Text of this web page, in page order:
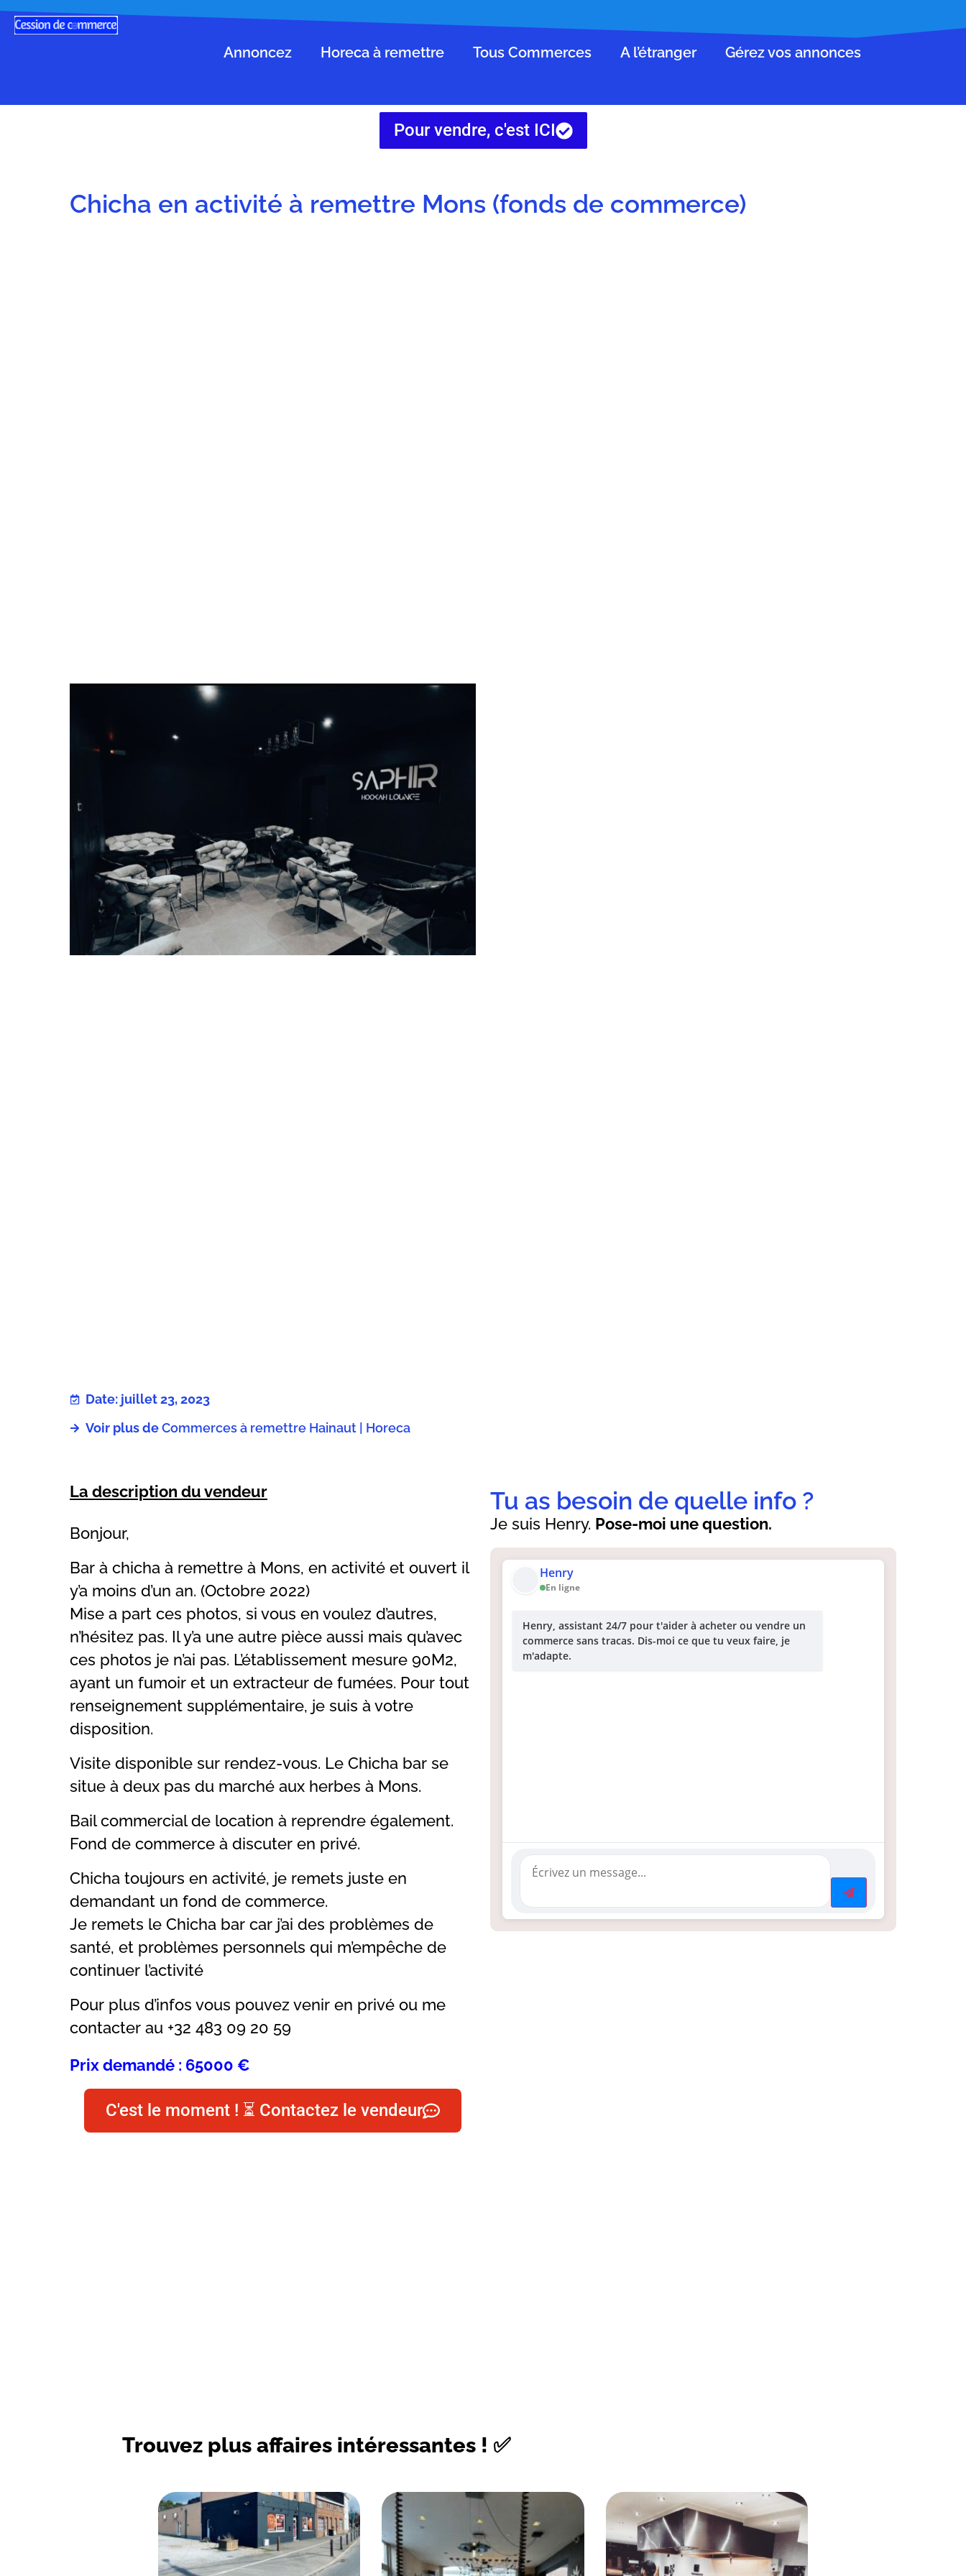
Annoncez Horeca à remettre Tous Commerces A l’étranger Gérez vos annonces
Pour vendre, c'est ICI
Chicha en activité à remettre Mons (fonds de commerce)
Date: juillet 23, 2023
Voir plus deCommerces à remettre Hainaut | Horeca
La description du vendeur
Bonjour,
Bar à chicha à remettre à Mons, en activité et ouvert il
y’a moins d’un an. (Octobre 2022)
Mise a part ces photos, si vous en voulez d’autres,
n’hésitez pas. Il y’a une autre pièce aussi mais qu’avec
ces photos je n’ai pas. L’établissement mesure 90M2,
ayant un fumoir et un extracteur de fumées. Pour tout
renseignement supplémentaire, je suis à votre
disposition.
Visite disponible sur rendez-vous. Le Chicha bar se
situe à deux pas du marché aux herbes à Mons.
Bail commercial de location à reprendre également.
Fond de commerce à discuter en privé.
Chicha toujours en activité, je remets juste en
demandant un fond de commerce.
Je remets le Chicha bar car j’ai des problèmes de
santé, et problèmes personnels qui m’empêche de
continuer l’activité
Pour plus d’infos vous pouvez venir en privé ou me
contacter au +32 483 09 20 59
Prix demandé : 65000 €
C'est le moment ! ⏳ Contactez le vendeur
Henry
En ligne
Henry, assistant 24/7 pour t'aider à acheter ou vendre un
commerce sans tracas. Dis-moi ce que tu veux faire, je
m'adapte.
Je suis Henry. Pose-moi une question.
Tu as besoin de quelle info ?
Trouvez plus affaires intéressantes ! ✅